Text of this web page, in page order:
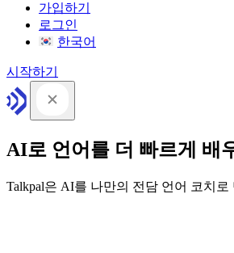
가입하기
로그인
한국어
시작하기
AI로 언어를 더 빠르게 배
Talkpal은 AI를 나만의 전담 언어 코치로